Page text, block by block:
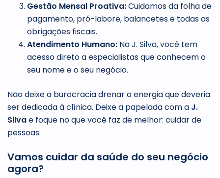
Gestão Mensal Proativa:Cuidamos da folha de
pagamento, pró-labore, balancetes e todas as
obrigações fiscais.
Atendimento Humano: Na J. Silva, você tem
acesso direto a especialistas que conhecem o
seu nome e o seu negócio.
Não deixe a burocracia drenar a energia que deveria
ser dedicada à clínica. Deixe a papelada com a J.
Silvae foque no que você faz de melhor: cuidar de
pessoas.
Vamos cuidar da saúde do seu negócio
agora?